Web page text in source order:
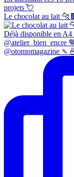
Le chocolat au lait
@otomomagazine